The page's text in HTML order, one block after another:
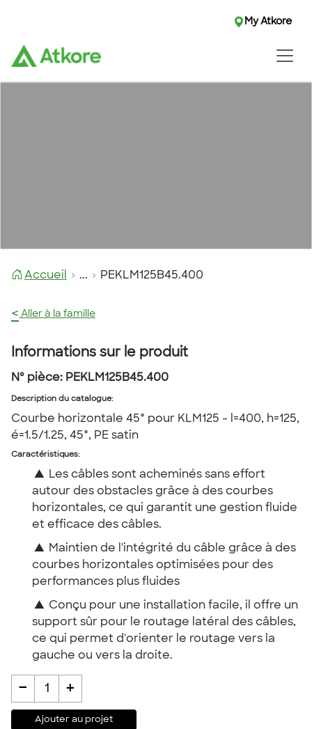
My Atkore
Accueil ... PEKLM125B45.400
< Aller à la famille
Informations sur le produit
Nº pièce: PEKLM125B45.400
Description du catalogue:
Courbe horizontale 45° pour KLM125 - l=400, h=125,
é=1.5/1.25, 45°, PE satin
Caractéristiques:
▲ Les câbles sont acheminés sans effort
autour des obstacles grâce à des courbes
horizontales, ce qui garantit une gestion fluide
et efficace des câbles.
▲ Maintien de l'intégrité du câble grâce à des
courbes horizontales optimisées pour des
performances plus fluides
▲ Conçu pour une installation facile, il offre un
support sûr pour le routage latéral des câbles,
ce qui permet d'orienter le routage vers la
gauche ou vers la droite.
- 1 +
Ajouter au projet